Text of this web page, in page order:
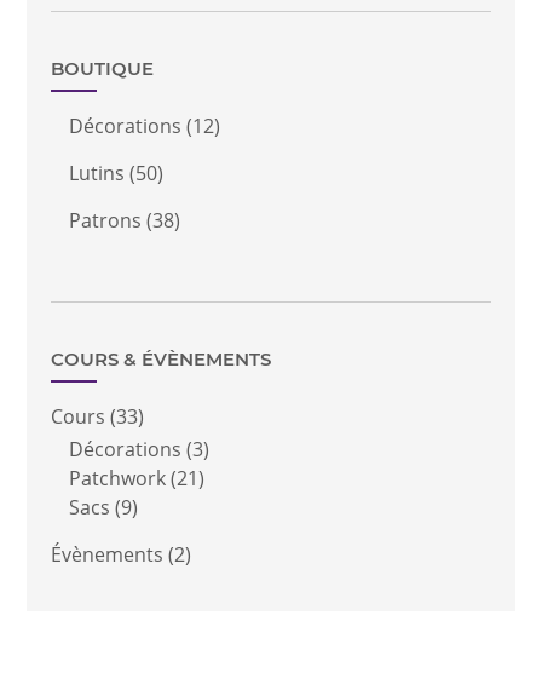
BOUTIQUE
Décorations (12)
Lutins (50)
Patrons (38)
COURS & ÉVÈNEMENTS
Cours (33)
Décorations (3)
Patchwork(21)
Sacs (9)
Évènements (2)